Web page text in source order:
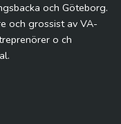
och Göteborg.
och grossist av VA-
o ch